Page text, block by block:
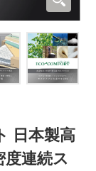
日本製高
連続ス